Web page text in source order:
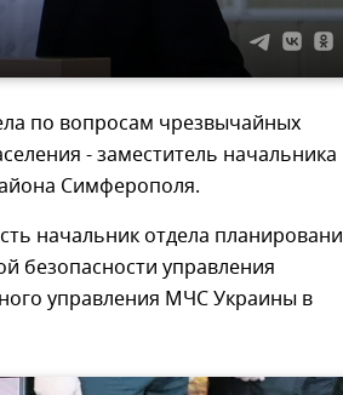
по вопросам чрезвычайных
- заместитель начальника
Симферополя.
начальник отдела
безопасности управления
управления МЧС Украины в